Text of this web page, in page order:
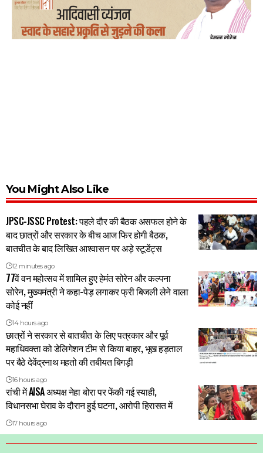
You Might Also Like
JPSC-JSSC Protest: पहले दौर की बैठक असफल होने के
बाद छात्रों और सरकार के बीच आज फिर होगी बैठक,
बातचीत के बाद लिखित आश्वासन पर अड़े स्टूडेंट्स
12 minutes ago
77वें वन महोत्सव में शामिल हुए हेमंत सोरेन और कल्पना
सोरेन, मुख्यमंत्री ने कहा-पेड़ लगाकर फ्री बिजली लेने वाला
कोई नहीं
14 hours ago
छात्रों ने सरकार से बातचीत के लिए पत्रकार और पूर्व
महाधिवक्ता को डेलिगेशन टीम से किया बाहर, भूख हड़ताल
पर बैठे देवेंद्रनाथ महतो की तबीयत बिगड़ी
16 hours ago
रांची में AISA अध्यक्ष नेहा बोरा पर फेंकी गई स्याही,
विधानसभा घेराव के दौरान हुई घटना, आरोपी हिरासत में
17 hours ago